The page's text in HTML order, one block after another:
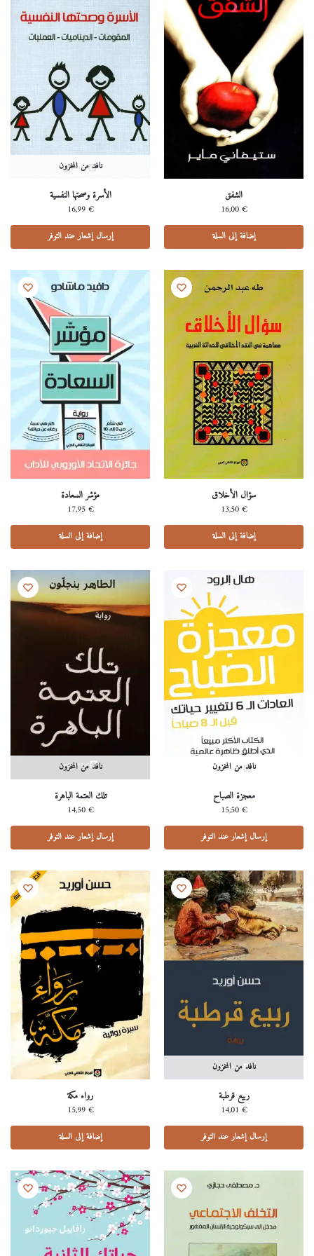
الشفق
16,00€
إضافة إلى السلة
نافد من المخزون
الأسرة وصحتها النفسية
16,99€
إرسال إشعار عند التوفر
سؤال الأخلاق
13,50€
إضافة إلى السلة
مؤشر السعادة
17,95€
إضافة إلى السلة
نافد من المخزون
معجزة الصباح
15,50€
إرسال إشعار عند التوفر
نافد من المخزون
تلك العتمة الباهرة
14,50€
إرسال إشعار عند التوفر
نافد من المخزون
ربيع قرطبة
14,01 €
إرسال إشعار عند التوفر
رواء مكة
15,99€
إضافة إلى السلة